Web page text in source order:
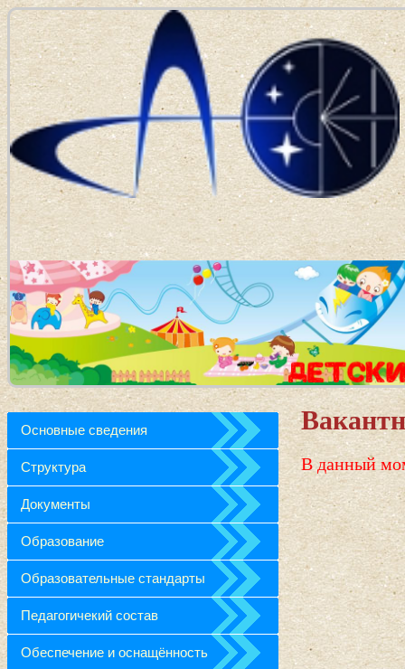
Основные сведения
Структура
Документы
Образование
Образовательные стандарты
Педагогичекий состав
Обеспечение и оснащённость
В данный